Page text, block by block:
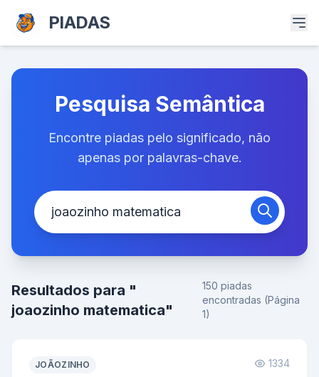
PIADAS
Pesquisa Semântica
Encontre piadas pelo significado, não
apenas por palavras-chave.
Resultados para "
joaozinho matematica"
150 piadas
encontradas (Página
1)
JOÃOZINHO 1334